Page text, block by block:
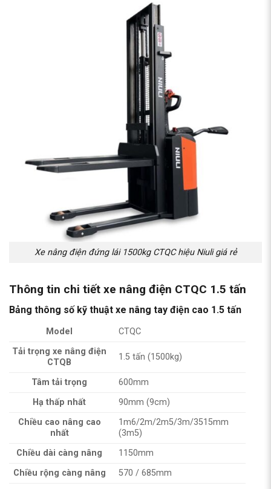
Xe nâng điện đứng lái 1500kg CTQC hiệu Niuli giá rẻ
Thông tin chi tiết xe nâng điện CTQC 1.5 tấn
Bảng thông số kỹ thuật xe nâng tay điện cao 1.5 tấn
Model
CTQC
Tải trọng xe nâng điện
CTQB
1.5 tấn (1500kg)
Tâm tải trọng
600mm
Hạ thấp nhất
90mm (9cm)
Chiều cao nâng cao
nhất
1m6/2m/2m5/3m/3515mm
(3m5)
Chiều dài càng nâng
1150mm
Chiều rộng càng nâng
570 / 685mm